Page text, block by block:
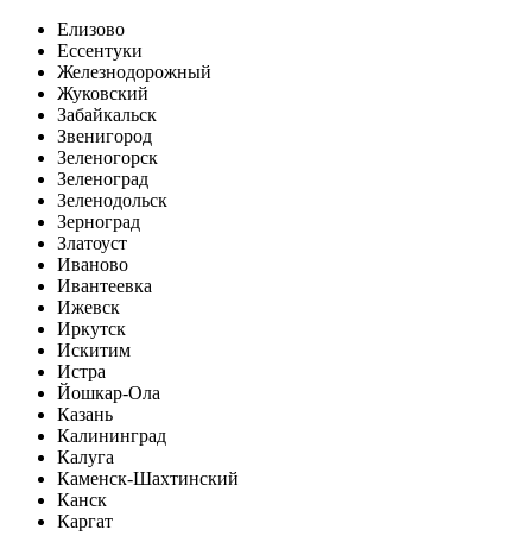
Елизово
Ессентуки
Железнодорожный
Жуковский
Забайкальск
Звенигород
Зеленогорск
Зеленоград
Зеленодольск
Зерноград
Златоуст
Иваново
Ивантеевка
Ижевск
Иркутск
Искитим
Истра
Йошкар-Ола
Казань
Калининград
Калуга
Каменск-Шахтинский
Канск
Каргат